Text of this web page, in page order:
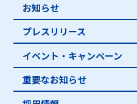
お知らせ
プレスリリース
イベント・キャンペーン
重要なお知らせ